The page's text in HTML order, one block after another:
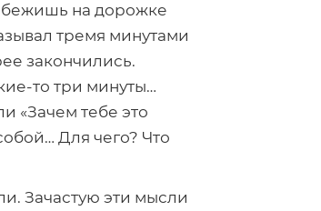
бежишь на дорожке
тремя минутами
закончились.
то три минуты…
«Зачем тебе это
Для чего? Что
Зачастую эти мысли